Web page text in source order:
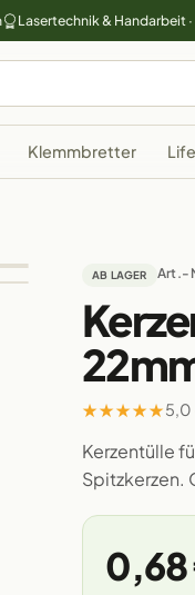
Lasertechnik & Handarbeit
Klemmbretter
AB LAGER Art.-
★★★★★5,0
Kerzentülle
Spitzkerzen.